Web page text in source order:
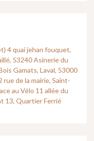
4 quai jehan fouquet,
53240 Asinerie du
Gamats, Laval, 53000
de la mairie, Saint-
au Vélo 11 allée du
13, Quartier Ferrié